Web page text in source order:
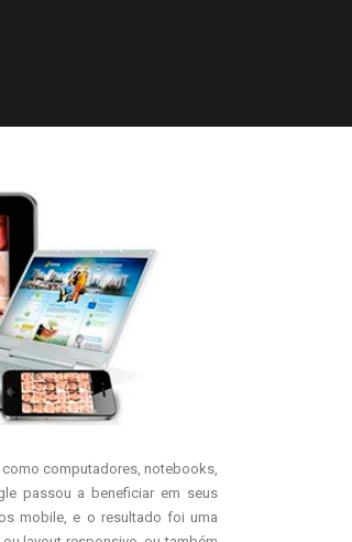
computadores, notebooks,
passou a beneficiar em seus
mobile, e o resultado foi uma